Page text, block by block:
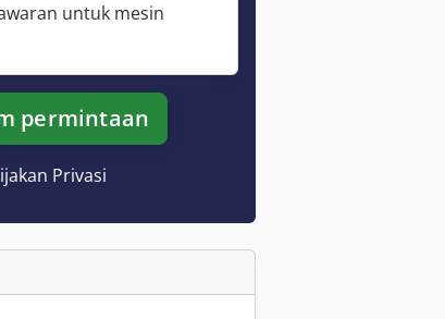
untuk mesin
permintaan
Privasi